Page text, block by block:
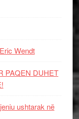
Wendt
PAQEN DUHET
ushtarak në